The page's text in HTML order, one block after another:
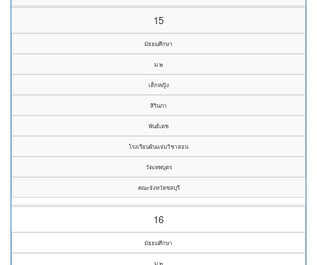
15
มัธยมศึกษา
ม.๒
เด็กหญิง
สิรินภา
พันธ์เดช
โรงเรียนผินแจ่มวิชาสอน
วัดเทพบุตร
คณะจังหวัดชลบุรี
16
มัธยมศึกษา
ม.๒